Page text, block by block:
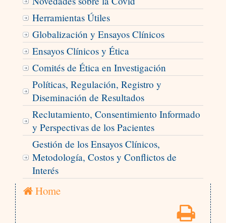
Herramientas Útiles
Globalización y Ensayos Clínicos
Ensayos Clínicos y Ética
Comités de Ética en Investigación
Políticas, Regulación, Registro y
Diseminación de Resultados
Reclutamiento, Consentimiento Informado
y Perspectivas de los Pacientes
Gestión de los Ensayos Clínicos,
Metodología, Costos y Conflictos de
Interés
Home